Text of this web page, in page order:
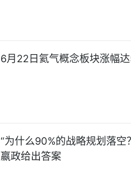
6月22日氦气概念板块涨幅
“为什么90%的战略规划落
嬴政给出答案